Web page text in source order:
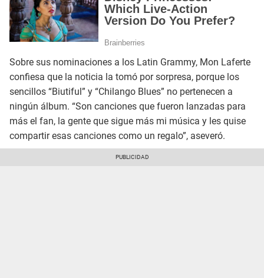
Sobre sus nominaciones a los Latin Grammy, Mon Laferte
confiesa que la noticia la tomó por sorpresa, porque los
sencillos “Biutiful” y “Chilango Blues” no pertenecen a
ningún álbum. “Son canciones que fueron lanzadas para
más el fan, la gente que sigue más mi música y les quise
compartir esas canciones como un regalo”, aseveró.